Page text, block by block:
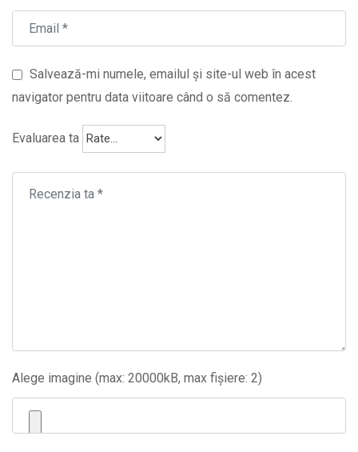
Salvează-mi numele, emailul și site-ul web în acest
navigator pentru data viitoare când o să comentez.
Evaluarea ta
Alege imagine (max: 20000kB, max fișiere: 2)